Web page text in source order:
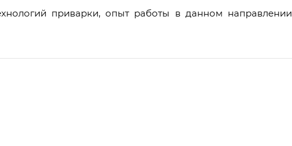
приварки, опыт работы в данном направлении